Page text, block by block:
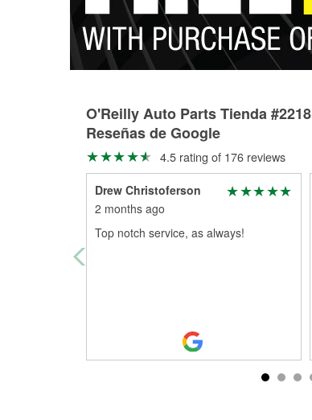
O'Reilly Auto Parts Tienda #2218
Reseñas de Google
4.5 rating of 176 reviews
Drew Christoferson
2 months ago
Top notch service, as always!